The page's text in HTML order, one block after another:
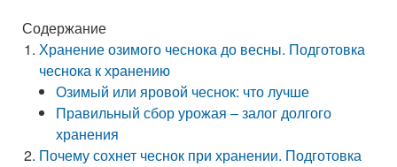
Содержание
Хранение озимого чеснока до весны. Подготовка
чеснока к хранению
Озимый или яровой чеснок: что лучше
Правильный сбор урожая – залог долгого
хранения
Почему сохнет чеснок при хранении. Подготовка